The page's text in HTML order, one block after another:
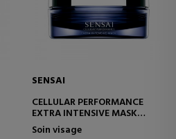
SENSAI
CELLULAR PERFORMANCE
EXTRA INTENSIVE MASK
MASQUE EXTRA INTENSIF
Soin visage